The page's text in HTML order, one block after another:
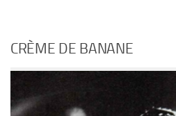
CRÈME DE BANANE